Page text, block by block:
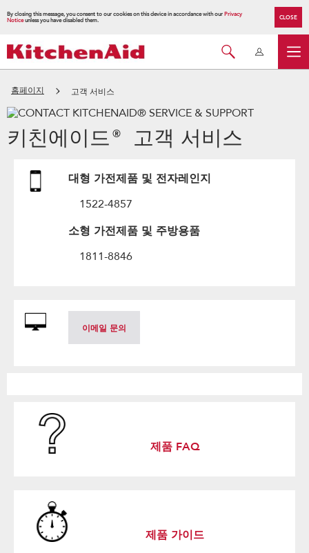
By closing this message, you consent to our cookies on this device in accordance with ourPrivacy
Noticeunless you have disabled them. CLOSE
홈페이지 고객 서비스
키친에이드® 고객 서비스
대형 가전제품 및 전자레인지
1522-4857
소형 가전제품 및 주방용품
1811-8846
이메일 문의
제품 FAQ
제품 가이드